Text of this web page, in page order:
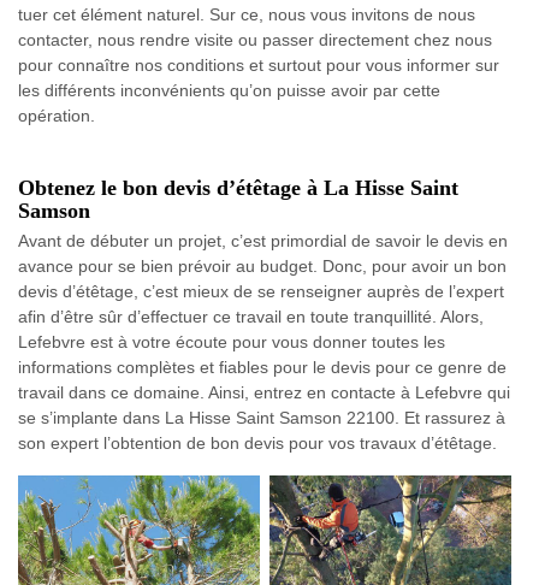
tuer cet élément naturel. Sur ce, nous vous invitons de nous
contacter, nous rendre visite ou passer directement chez nous
pour connaître nos conditions et surtout pour vous informer sur
les différents inconvénients qu’on puisse avoir par cette
opération.
Obtenez le bon devis d’étêtage à La Hisse Saint
Samson
Avant de débuter un projet, c’est primordial de savoir le devis en
avance pour se bien prévoir au budget. Donc, pour avoir un bon
devis d’étêtage, c’est mieux de se renseigner auprès de l’expert
afin d’être sûr d’effectuer ce travail en toute tranquillité. Alors,
Lefebvre est à votre écoute pour vous donner toutes les
informations complètes et fiables pour le devis pour ce genre de
travail dans ce domaine. Ainsi, entrez en contacte à Lefebvre qui
se s’implante dans La Hisse Saint Samson 22100. Et rassurez à
son expert l’obtention de bon devis pour vos travaux d’étêtage.